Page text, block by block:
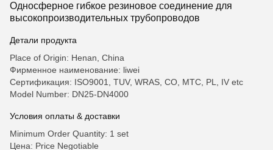
Односферное гибкое резиновое соединение для
высокопроизводительных трубопроводов
Детали продукта
Place of Origin: Henan, China
Фирменное наименование: liwei
Сертификация: ISO9001, TUV, WRAS, CO, MTC, PL, IV etc
Model Number: DN25-DN4000
Условия оплаты & доставки
Minimum Order Quantity: 1 set
Цена: Price Negotiable